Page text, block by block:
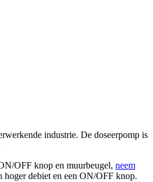
industrie. De doseerpomp is
OFF knop en muurbeugel, neem
hoger debiet en een ON/OFF knop.